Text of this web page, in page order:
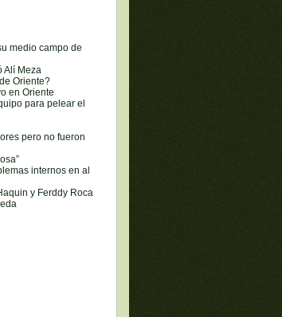
medio campo de
Alí Meza
Oriente?
en Oriente
para pelear el
pero no fueron
internos en al
y Ferddy Roca